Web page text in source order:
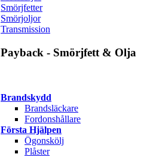
Smörjfetter
Smörjoljor
Transmission
Payback - Smörjfett & Olja
Brandskydd
Brandsläckare
Fordonshållare
Första Hjälpen
Ögonskölj
Plåster